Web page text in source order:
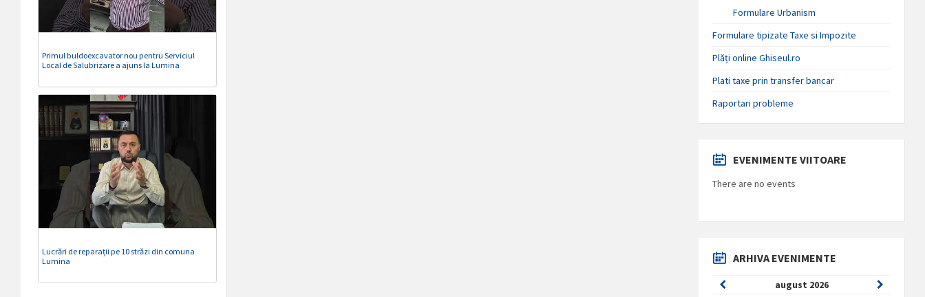
Primul buldoexcavator nou pentru Serviciul
Local de Salubrizare a ajuns la Lumina
Lucrări de reparații pe 10 străzi din comuna
Lumina
Formulare Urbanism
Formulare tipizate Taxe si Impozite
Plăți online Ghiseul.ro
Plati taxe prin transfer bancar
Raportari probleme
EVENIMENTE VIITOARE
There are no events
ARHIVA EVENIMENTE
august 2026
Previous
Next